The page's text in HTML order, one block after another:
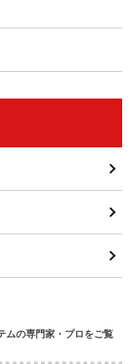
ムの専門家・プロをご覧